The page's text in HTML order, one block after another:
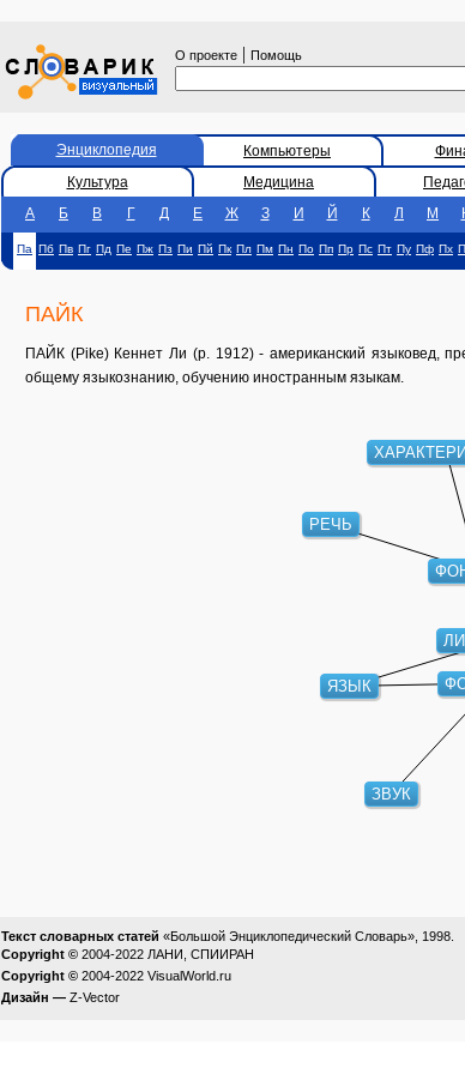
О проекте | Помощь
Энциклопедия Компьютеры
Культура
Медицина
А
Б В Г Д Е Ж З И Й К Л М
Па Пб Пв Пг Пд Пе Пж Пз Пи Пй Пк Пл Пм Пн По Пп Пр Пс Пт Пу Пф Пх
ПАЙК
ПАЙК (Pike) Кеннет Ли (р. 1912) - американский языковед,
общему языкознанию, обучению иностранным языкам.
ЗВУК
ЯЗЫК
РЕЧЬ
Текст словарных статей «Большой Энциклопедический Словарь», 1998.
Copyright © 2004-2022 ЛАНИ, СПИИРАН
Copyright © 2004-2022 VisualWorld.ru
Дизайн — Z-Vector